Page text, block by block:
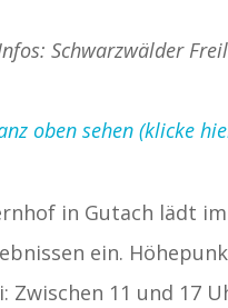
Schwarzwälder
oben sehen (klicke
in Gutach lädt
ein.
Zwischen 11 und 17